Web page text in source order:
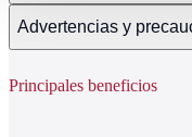
Advertencias y
Principales beneficios